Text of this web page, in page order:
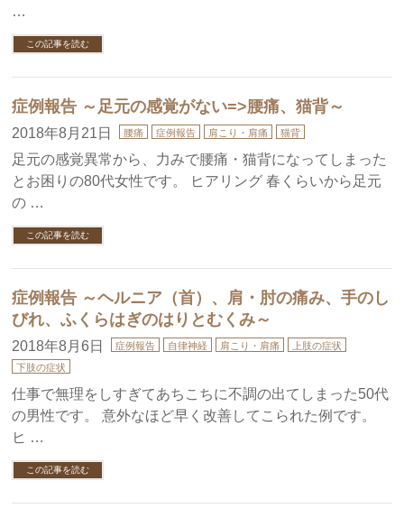
…
この記事を読む
症例報告 ～足元の感覚がない=>腰痛、猫背～
2018年8月21日 腰痛 症例報告 肩こり・肩痛 猫背
足元の感覚異常から、力みで腰痛・猫背になってしまった
とお困りの80代女性です。 ヒアリング 春くらいから足元
の …
この記事を読む
症例報告 ～ヘルニア（首）、肩・肘の痛み、手のし
びれ、ふくらはぎのはりとむくみ～
2018年8月6日 症例報告 自律神経 肩こり・肩痛
上肢の症状
下肢の症状
仕事で無理をしすぎてあちこちに不調の出てしまった50代
の男性です。 意外なほど早く改善してこられた例です。
ヒ …
この記事を読む